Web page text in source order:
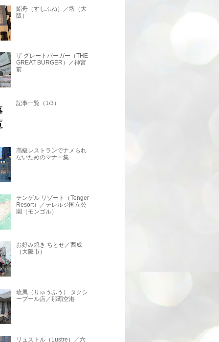
鮨舟（すしふね）／堺（大
阪）
ザ グレートバーガー（THE
GREAT BURGER）／神宮
前
記事一覧（1/3）
高級レストランでナメられ
ないためのマナー集
テンゲル リゾート（Tenger
Resort）／テレルジ国立公
園（モンゴル）
お好み焼き ちとせ／西成
（大阪市）
琉風（りゅうふう） タクシ
ープール店／那覇空港
リュストル（Lustre）／六